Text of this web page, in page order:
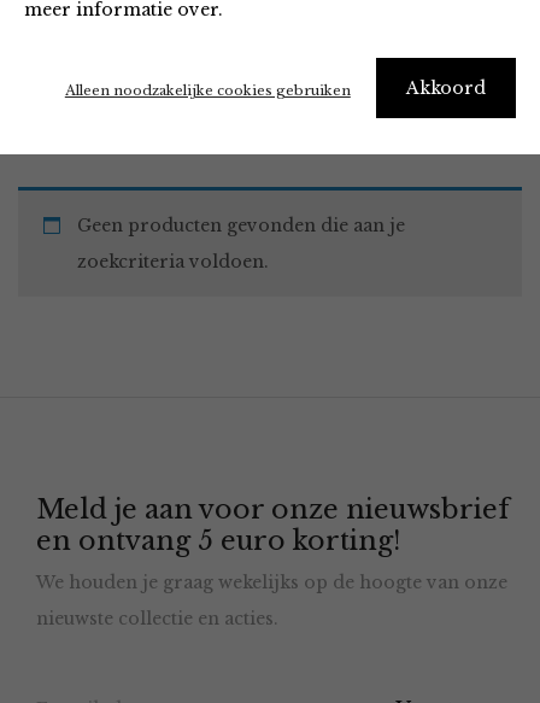
meer informatie over.
Akkoord
Alleen noodzakelijke cookies gebruiken
Home Winkel Accessoires Must Haves
Geen producten gevonden die aan je
zoekcriteria voldoen.
Meld je aan voor onze nieuwsbrief
en ontvang 5 euro korting!
We houden je graag wekelijks op de hoogte van onze
nieuwste collectie en acties.